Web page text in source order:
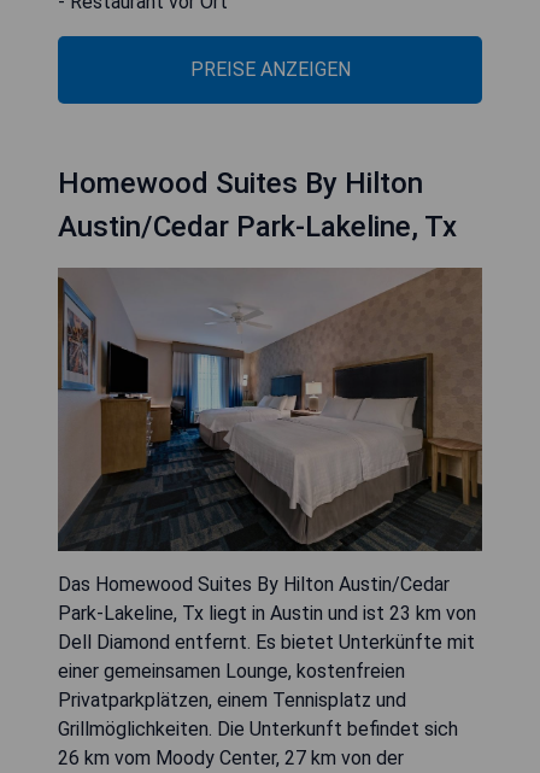
PREISE ANZEIGEN
Homewood Suites By Hilton
Austin/Cedar Park-Lakeline, Tx
Das Homewood Suites By Hilton Austin/Cedar
Park-Lakeline, Tx liegt in Austin und ist 23 km von
Dell Diamond entfernt. Es bietet Unterkünfte mit
einer gemeinsamen Lounge, kostenfreien
Privatparkplätzen, einem Tennisplatz und
Grillmöglichkeiten. Die Unterkunft befindet sich
26 km vom Moody Center, 27 km von der